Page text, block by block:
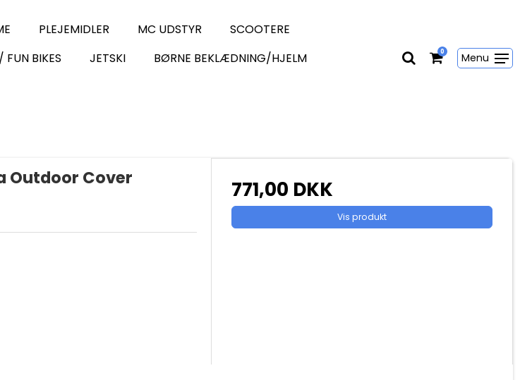
PLEJEMIDLER MC UDSTYR
SCOOTERE
FUN BIKES JETSKI
BØRNE BEKLÆDNING/HJELM
0 Menu
Outdoor Cover 771,00 DKK
Vis produkt